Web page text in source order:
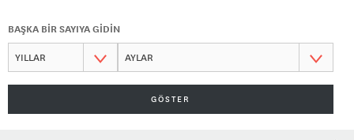
BAŞKA BİR SAYIYA GİDİN
GÖSTER